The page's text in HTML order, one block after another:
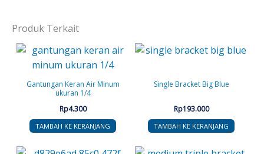
Produk Terkait
Gantungan Keran Air Minum
ukuran 1/4
Rp4.300
TAMBAH KE KERANJANG
Single Bracket Big Blue
Rp193.000
TAMBAH KE KERANJANG